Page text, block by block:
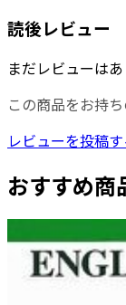
読後レビュー
まだレビューはあ
この商品をお持
レビューを投稿す
おすすめ商